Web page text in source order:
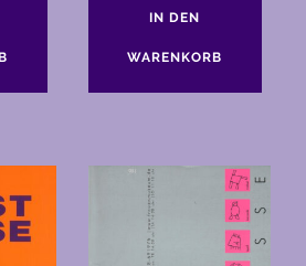
IN DEN
WARENKORB